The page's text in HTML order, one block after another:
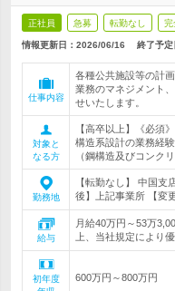
正社員 急募 転勤なし 完
情報更新日：2026/06/16 終了予定
仕事内容
各種公共施設等の計
業務のマネジメント
せいたします。
対象と
なる方
【高卒以上】《必須
構造系設計の業務経
（鋼構造及びコンク
勤務地
【転勤なし】 中国
後】上記事業所 【変
給与
月給40万円～53万
上、当社規定により
初年度
600万円～800万円